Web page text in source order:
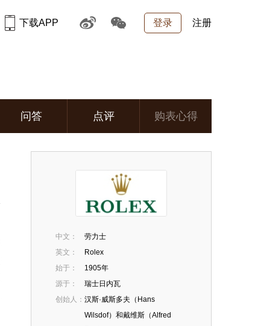
登录 注册
下载APP
问答 点评 购表心得
中文：
劳力士
英文：
Rolex
始于：
1905年
源于：
瑞士日内瓦
创始人： 汉斯·威斯多夫（Hans
Wilsdof）和戴维斯（Alfred